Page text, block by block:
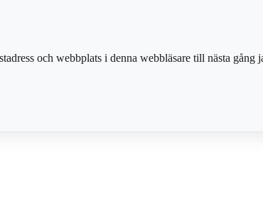
och webbplats i denna webbläsare till nästa gång